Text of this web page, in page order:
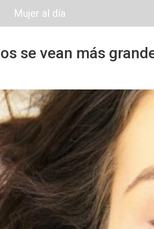
Mujer al día
se vean más